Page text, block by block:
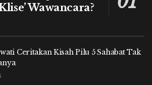
Wawancara?
Ceritakan Kisah Pilu 5 Sahabat Tak